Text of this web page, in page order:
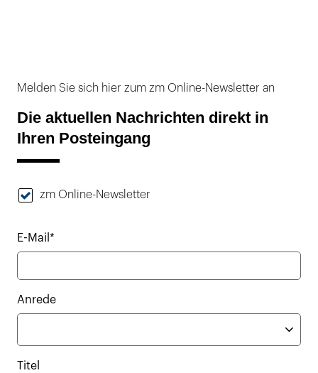
Melden Sie sich hier zum zm Online-Newsletter an
Die aktuellen Nachrichten direkt in
Ihren Posteingang
zm Online-Newsletter
E-Mail*
Anrede
Titel